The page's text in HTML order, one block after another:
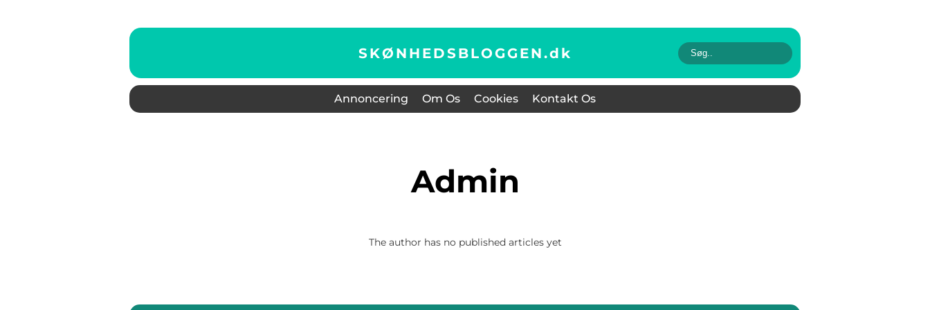
SKØNHEDSBLOGGEN.dk
Annoncering Om Os Cookies Kontakt Os
admin
The author has no published articles yet